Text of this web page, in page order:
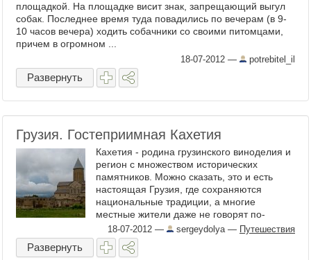
площадкой. На площадке висит знак, запрещающий выгул
собак. Последнее время туда повадились по вечерам (в 9-
10 часов вечера) ходить собачники со своими питомцами,
причем в огромном ...
18-07-2012 — potrebitel_il
Развернуть
Грузия. Гостеприимная Кахетия
Кахетия - родина грузинского виноделия и
регион с множеством исторических
памятников. Можно сказать, это и есть
настоящая Грузия, где сохраняются
национальные традиции, а многие
местные жители даже не говорят по-
русски. Мы провели насыщенный ...
18-07-2012 — sergeydolya— Путешествия
Развернуть